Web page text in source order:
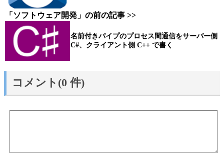
「ソフトウェア開発」の前の記事 >>
名前付きパイプのプロセス間通信をサーバー側
C#、クライアント側 C++ で書く
コメント(0 件)